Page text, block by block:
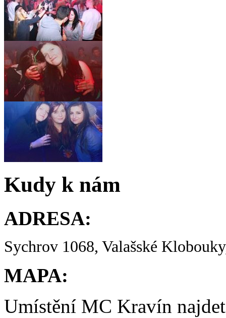
Kudy k nám
ADRESA:
Sychrov 1068, Valašské
MAPA:
Umístění MC Kravín